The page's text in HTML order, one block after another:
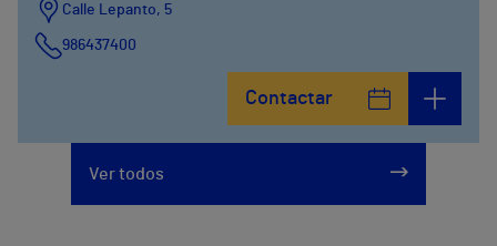
Calle Lepanto, 5
986437400
Contactar
Ver todos